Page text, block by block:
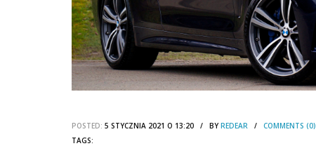
POSTED: 5 STYCZNIA 2021 O 13:20 / BYREDEAR / COMMENTS (0)
TAGS: